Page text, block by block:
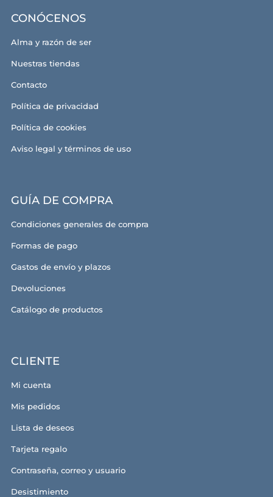
CONÓCENOS
Alma y razón de ser
Nuestras tiendas
Contacto
Política de privacidad
Política de cookies
Aviso legal y términos de uso
GUÍA DE COMPRA
Condiciones generales de compra
Formas de pago
Gastos de envío y plazos
Devoluciones
Catálogo de productos
CLIENTE
Mi cuenta
Mis pedidos
Lista de deseos
Tarjeta regalo
Contraseña, correo y usuario
Desistimiento